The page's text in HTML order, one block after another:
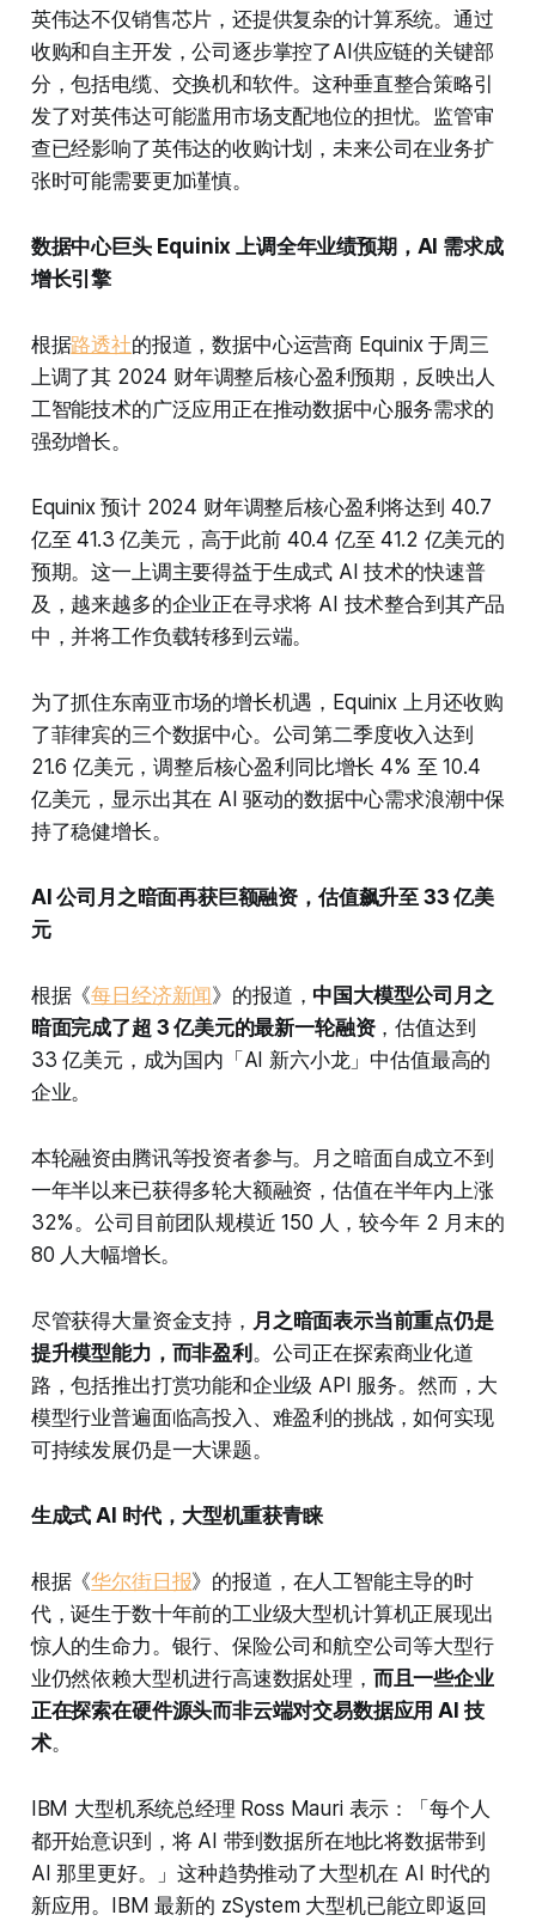
英伟达不仅销售芯片，还提供复杂的计算系统。通过
收购和自主开发，公司逐步掌控了AI供应链的关键部
分，包括电缆、交换机和软件。这种垂直整合策略引
发了对英伟达可能滥用市场支配地位的担忧。监管审
查已经影响了英伟达的收购计划，未来公司在业务扩
张时可能需要更加谨慎。
数据中心巨头 Equinix 上调全年业绩预期，AI 需求成
增长引擎
根据路透社的报道，数据中心运营商 Equinix 于周三
上调了其 2024 财年调整后核心盈利预期，反映出人
工智能技术的广泛应用正在推动数据中心服务需求的
强劲增长。
Equinix 预计 2024 财年调整后核心盈利将达到 40.7
亿至 41.3 亿美元，高于此前 40.4 亿至 41.2 亿美元的
预期。这一上调主要得益于生成式 AI 技术的快速普
及，越来越多的企业正在寻求将 AI 技术整合到其产品
中，并将工作负载转移到云端。
为了抓住东南亚市场的增长机遇，Equinix 上月还收购
了菲律宾的三个数据中心。公司第二季度收入达到
21.6 亿美元，调整后核心盈利同比增长 4% 至 10.4
亿美元，显示出其在 AI 驱动的数据中心需求浪潮中保
持了稳健增长。
AI 公司月之暗面再获巨额融资，估值飙升至 33 亿美
元
根据《每日经济新闻》的报道， 中国大模型公司月之
暗面完成了超 3 亿美元的最新一轮融资，估值达到
33 亿美元，成为国内「AI 新六小龙」中估值最高的
企业。
本轮融资由腾讯等投资者参与。月之暗面自成立不到
一年半以来已获得多轮大额融资，估值在半年内上涨
32%。公司目前团队规模近 150 人，较今年 2 月末的
80 人大幅增长。
尽管获得大量资金支持， 月之暗面表示当前重点仍是
提升模型能力，而非盈利 。公司正在探索商业化道
路，包括推出打赏功能和企业级 API 服务。然而，大
模型行业普遍面临高投入、难盈利的挑战，如何实现
可持续发展仍是一大课题。
生成式 AI 时代，大型机重获青睐
根据《华尔街日报》的报道，在人工智能主导的时
代，诞生于数十年前的工业级大型机计算机正展现出
惊人的生命力。银行、保险公司和航空公司等大型行
业仍然依赖大型机进行高速数据处理， 而且一些企业
正在探索在硬件源头而非云端对交易数据应用 AI 技
术。
IBM 大型机系统总经理 Ross Mauri 表示：「每个人
都开始意识到，将 AI 带到数据所在地比将数据带到
AI 那里更好。」这种趋势推动了大型机在 AI 时代的
新应用。IBM 最新的 zSystem 大型机已能立即返回